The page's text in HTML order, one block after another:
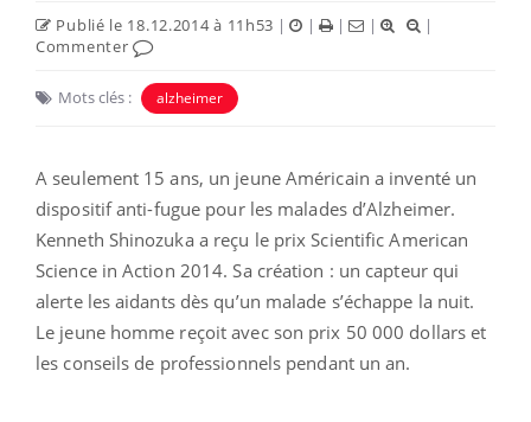
Publié le 18.12.2014 à 11h53 | | | |
|
Commenter
Mots clés : alzheimer
A seulement 15 ans, un jeune Américain a inventé un
dispositif anti-fugue pour les malades d’Alzheimer.
Kenneth Shinozuka a reçu le prix Scientific American
Science in Action 2014. Sa création : un capteur qui
alerte les aidants dès qu’un malade s’échappe la nuit.
Le jeune homme reçoit avec son prix 50 000 dollars et
les conseils de professionnels pendant un an.